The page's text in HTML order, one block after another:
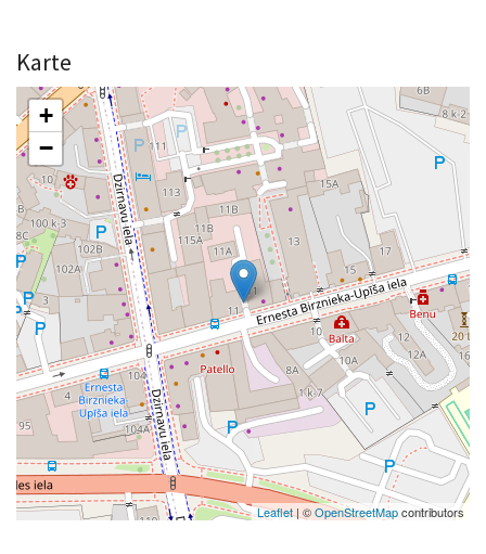
Karte
+
−
Leaflet| ©OpenStreetMapcontributors